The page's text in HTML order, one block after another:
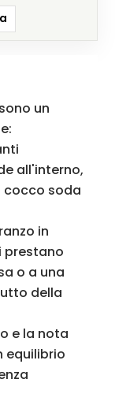
un
all'interno,
cocco soda
in
prestano
o a una
della
e la nota
equilibrio